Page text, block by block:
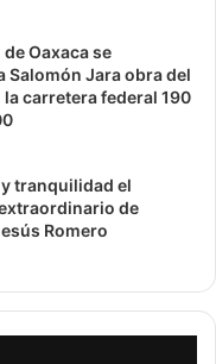
Oaxaca se
Salomón Jara obra del
carretera federal 190
tranquilidad el
de
Romero